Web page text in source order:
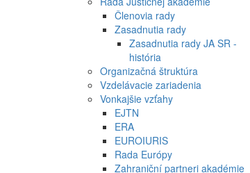
Členovia rady
Zasadnutia rady
Zasadnutia rady JA SR -
história
Organizačná štruktúra
Vzdelávacie zariadenia
Vonkajšie vzťahy
EJTN
ERA
EUROIURIS
Rada Európy
Zahraniční partneri akadémie